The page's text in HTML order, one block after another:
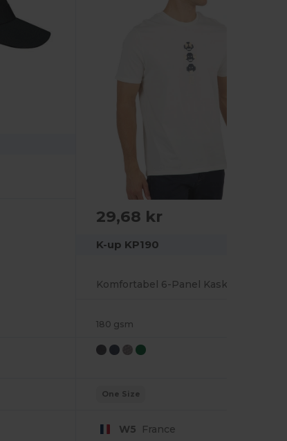
29,68 kr
K-up KP190
180 gsm
One Size
W5 France